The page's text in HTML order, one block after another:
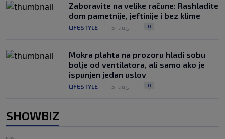
Zaboravite na velike račune: Rashladite
dom pametnije, jeftinije i bez klime
LIFESTYLE 5. aug. 0
Mokra plahta na prozoru hladi sobu
bolje od ventilatora, ali samo ako je
ispunjen jedan uslov
LIFESTYLE 5. aug. 0
SHOWBIZ